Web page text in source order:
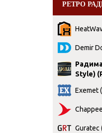
РЕТРО
Demir
Style)
Exemet
Guratec